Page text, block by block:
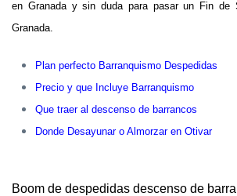
en Granada y sin duda para pasar un Fin de
Granada.
Plan perfecto Barranquismo Despedidas
Precio y que Incluye Barranquismo
Que traer al descenso de barrancos
Donde Desayunar o Almorzar en Otivar
Boom de despedidas descenso de